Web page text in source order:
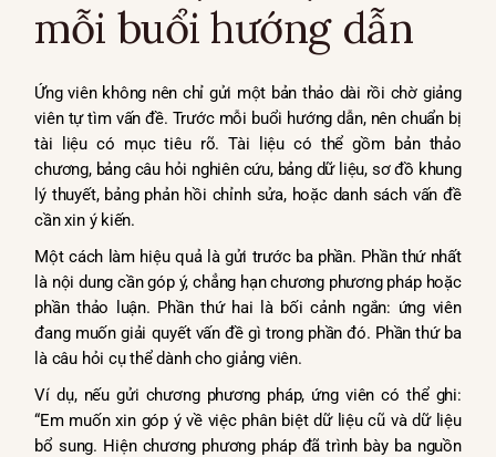
mỗi buổi hướng dẫn
Ứng viên không nên chỉ gửi một bản thảo dài rồi chờ giảng
viên tự tìm vấn đề. Trước mỗi buổi hướng dẫn, nên chuẩn bị
tài liệu có mục tiêu rõ. Tài liệu có thể gồm bản thảo
chương, bảng câu hỏi nghiên cứu, bảng dữ liệu, sơ đồ khung
lý thuyết, bảng phản hồi chỉnh sửa, hoặc danh sách vấn đề
cần xin ý kiến.
Một cách làm hiệu quả là gửi trước ba phần. Phần thứ nhất
là nội dung cần góp ý, chẳng hạn chương phương pháp hoặc
phần thảo luận. Phần thứ hai là bối cảnh ngắn: ứng viên
đang muốn giải quyết vấn đề gì trong phần đó. Phần thứ ba
là câu hỏi cụ thể dành cho giảng viên.
Ví dụ, nếu gửi chương phương pháp, ứng viên có thể ghi:
“Em muốn xin góp ý về việc phân biệt dữ liệu cũ và dữ liệu
bổ sung. Hiện chương phương pháp đã trình bày ba nguồn